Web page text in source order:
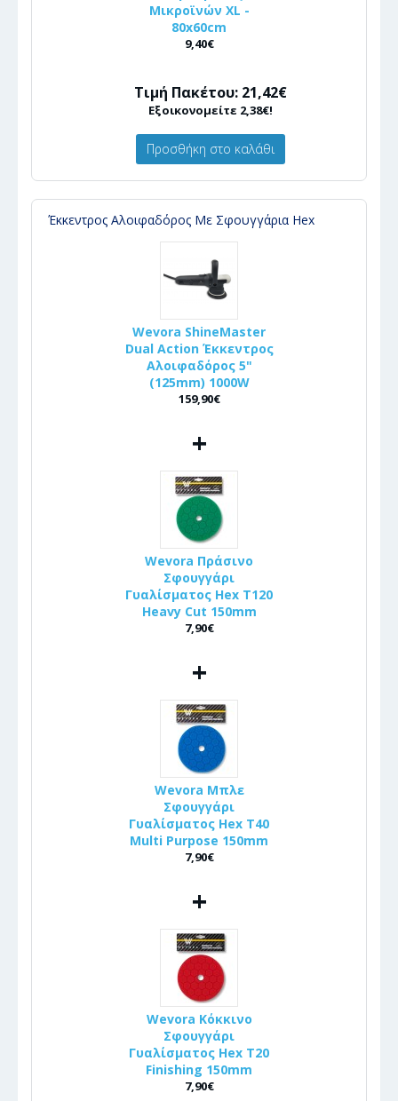
Μικροϊνών XL -
80x60cm
9,40€
Τιμή Πακέτου: 21,42€
Εξοικονομείτε 2,38€!
Προσθήκη στο καλάθι
Έκκεντρος Αλοιφαδόρος Με Σφουγγάρια Hex
Wevora ShineMaster
Dual Action Έκκεντρος
Αλοιφαδόρος 5"
(125mm) 1000W
159,90€
+
Wevora Πράσινο
Σφουγγάρι
Γυαλίσματος Hex T120
Heavy Cut 150mm
7,90€
+
Wevora Μπλε
Σφουγγάρι
Γυαλίσματος Hex T40
Multi Purpose 150mm
7,90€
+
Wevora Κόκκινο
Σφουγγάρι
Γυαλίσματος Hex T20
Finishing 150mm
7,90€